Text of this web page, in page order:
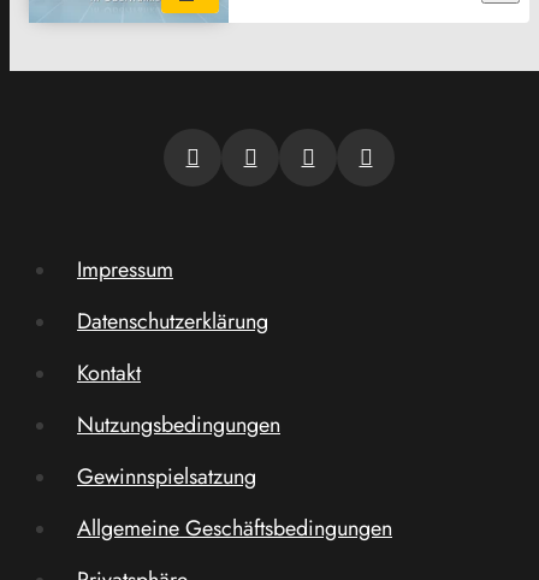
Impressum
Datenschutzerklärung
Kontakt
Nutzungsbedingungen
Gewinnspielsatzung
Allgemeine Geschäftsbedingungen